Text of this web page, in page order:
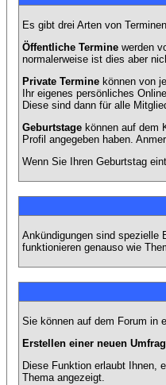
Es gibt drei Arten von
Öffentliche Terminewerden
normalerweise ist dies aber
Private Terminekönnen von
Ihr eigenes persönliches
Diese sind dann für alle
Geburtstagekönnen auf dem
Profil angegeben haben.
Wenn Sie Ihren Geburtstag
Ankündigungen sind spezielle
funktionieren genauso wie
Sie können auf dem Forum in
Erstellen einer neuen
Diese Funktion erlaubt Ihnen,
Thema angezeigt.